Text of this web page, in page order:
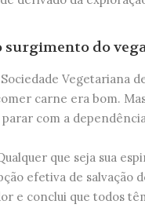
surgimento do
Vegetariana
carne era bom.
com a
que seja sua
efetiva de salvação
e conclui que todos